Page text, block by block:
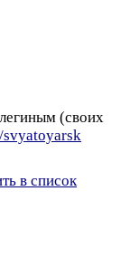
(своих
в список